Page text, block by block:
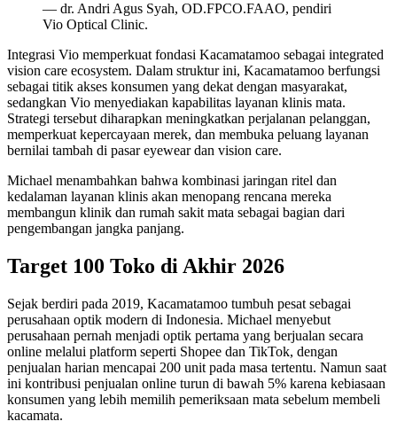
— dr. Andri Agus Syah, OD.FPCO.FAAO, pendiri
Vio Optical Clinic.
Integrasi Vio memperkuat fondasi Kacamatamoo sebagai integrated
vision care ecosystem. Dalam struktur ini, Kacamatamoo berfungsi
sebagai titik akses konsumen yang dekat dengan masyarakat,
sedangkan Vio menyediakan kapabilitas layanan klinis mata.
Strategi tersebut diharapkan meningkatkan perjalanan pelanggan,
memperkuat kepercayaan merek, dan membuka peluang layanan
bernilai tambah di pasar eyewear dan vision care.
Michael menambahkan bahwa kombinasi jaringan ritel dan
kedalaman layanan klinis akan menopang rencana mereka
membangun klinik dan rumah sakit mata sebagai bagian dari
pengembangan jangka panjang.
Target 100 Toko di Akhir 2026
Sejak berdiri pada 2019, Kacamatamoo tumbuh pesat sebagai
perusahaan optik modern di Indonesia. Michael menyebut
perusahaan pernah menjadi optik pertama yang berjualan secara
online melalui platform seperti Shopee dan TikTok, dengan
penjualan harian mencapai 200 unit pada masa tertentu. Namun saat
ini kontribusi penjualan online turun di bawah 5% karena kebiasaan
konsumen yang lebih memilih pemeriksaan mata sebelum membeli
kacamata.